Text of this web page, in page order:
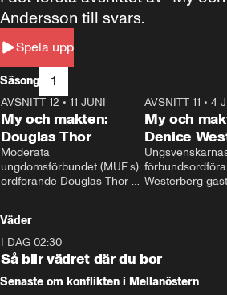
Spela upp
Andersson till svars.
Säsong 1
26:27
AVSNITT 12 • 11 JUNI
My och makten:
Douglas Thor
Moderata
ungdomsförbundet (MUF:s)
ordförande Douglas Thor
tonårsutvisningarna och hur
Moderaterna ska locka
väljare till valet i höst.
AVSNITT 11 •4
My och
Denice
Westerberg
Väder
I DAG 02:30
Så blir vädret där du bor
Senaste om konflikten i Mellanöstern